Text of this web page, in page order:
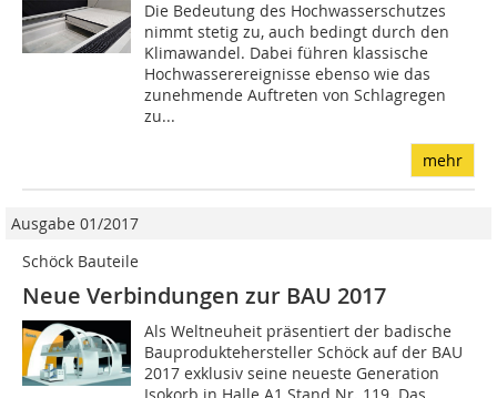
Die Bedeutung des Hochwasserschutzes
nimmt stetig zu, auch bedingt durch den
Klimawandel. Dabei führen klassische
Hochwasserereignisse ebenso wie das
zunehmende Auftreten von Schlagregen
zu...
mehr
Ausgabe 01/2017
Schöck Bauteile
Neue Verbindungen zur BAU 2017
Als Weltneuheit präsentiert der badische
Bauproduktehersteller Schöck auf der BAU
2017 exklusiv seine neueste Generation